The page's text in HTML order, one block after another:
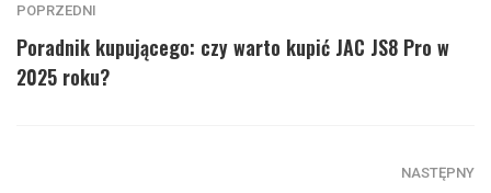
POPRZEDNI
Poradnik kupującego: czy warto kupić JAC JS8 Pro w
2025 roku?
NASTĘPNY